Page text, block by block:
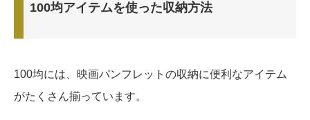
100均アイテムを使った収納方法
100均には、映画パンフレットの収納に便利なアイテム
がたくさん揃っています。